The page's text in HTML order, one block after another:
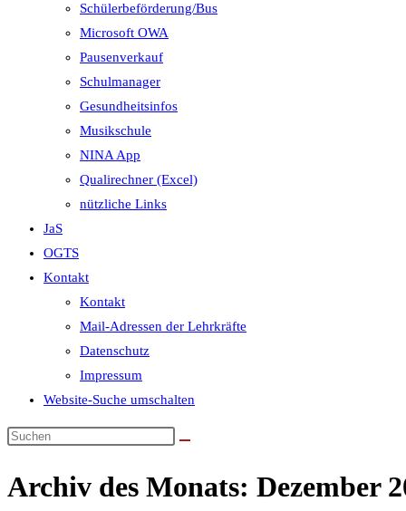
Schülerbeförderung/Bus
Microsoft OWA
Pausenverkauf
Schulmanager
Gesundheitsinfos
Musikschule
NINA App
Qualirechner (Excel)
nützliche Links
JaS
OGTS
Kontakt
Kontakt
Mail-Adressen der Lehrkräfte
Datenschutz
Impressum
Website-Suche umschalten
Archiv des Monats: Dezember